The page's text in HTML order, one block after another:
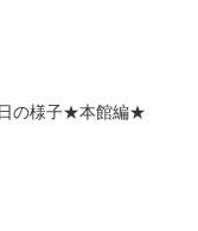
の様子★本館編★